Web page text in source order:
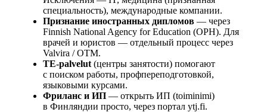
специальность), международные компании.
Признание иностранных дипломов — через
Finnish National Agency for Education (OPH). Для
врачей и юристов — отдельный процесс через
Valvira / OTM.
TE-palvelut (центры занятости) помогают
с поиском работы, профпереподготовкой,
языковыми курсами.
Фриланс и ИП — открыть ИП (toiminimi)
в Финляндии просто, через портал ytj.fi.